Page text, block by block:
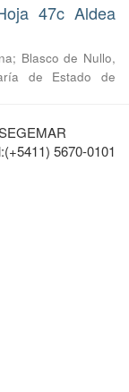
47c Aldea
; Blasco de Nullo,
de Estado de
5670-0101